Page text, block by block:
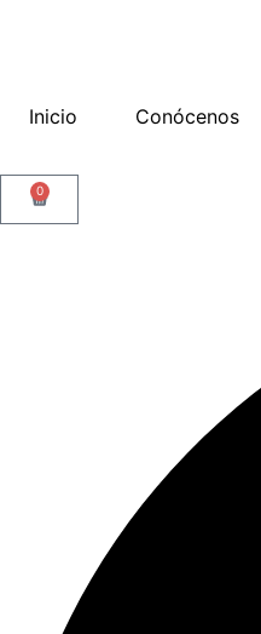
Inicio Conócenos
0